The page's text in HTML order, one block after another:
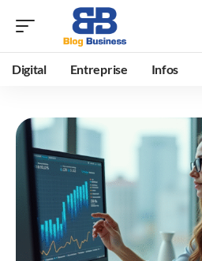
Digital Entreprise Infos